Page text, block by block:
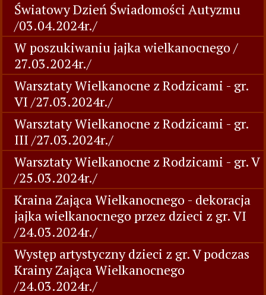
Światowy Dzień Świadomości Autyzmu
/03.04.2024r./
W poszukiwaniu jajka wielkanocnego /
27.03.2024r./
Warsztaty Wielkanocne z Rodzicami - gr.
VI /27.03.2024r./
Warsztaty Wielkanocne z Rodzicami - gr.
III /27.03.2024r./
Warsztaty Wielkanocne z Rodzicami - gr. V
/25.03.2024r./
Kraina Zająca Wielkanocnego - dekoracja
jajka wielkanocnego przez dzieci z gr. VI
/24.03.2024r./
Występ artystyczny dzieci z gr. V podczas
Krainy Zająca Wielkanocnego
/24.03.2024r./